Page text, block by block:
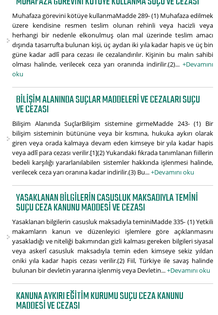
Muhafaza görevini kötüye kullanmaMadde 289- (1) Muhafaza edilmek
üzere kendisine resmen teslim olunan rehinli veya hacizli veya
herhangi bir nedenle elkonulmuş olan mal üzerinde teslim amacı
dışında tasarrufta bulunan kişi, üç aydan iki yıla kadar hapis ve üç bin
güne kadar adlî para cezası ile cezalandırılır. Kişinin bu malın sahibi
olması halinde, verilecek ceza yarı oranında indirilir.(2)... +Devamını
oku
BILIŞIM ALANINDA SUÇLAR MADDELERI VE CEZALARI SUÇU
VE CEZASI
Bilişim Alanında SuçlarBilişim sistemine girmeMadde 243- (1) Bir
bilişim sisteminin bütününe veya bir kısmına, hukuka aykırı olarak
giren veya orada kalmaya devam eden kimseye bir yıla kadar hapis
veya adlî para cezası verilir.[1](2) Yukarıdaki fıkrada tanımlanan fiillerin
bedeli karşılığı yararlanılabilen sistemler hakkında işlenmesi halinde,
verilecek ceza yarı oranına kadar indirilir.(3) Bu...+Devamını oku
YASAKLANAN BILGILERIN CASUSLUK MAKSADIYLA TEMINI
SUÇU CEZA KANUNU MADDESI VE CEZASI
Yasaklanan bilgilerin casusluk maksadıyla teminiMadde 335- (1) Yetkili
makamların kanun ve düzenleyici işlemlere göre açıklanmasını
yasakladığı ve niteliği bakımından gizli kalması gereken bilgileri siyasal
veya askerî casusluk maksadıyla temin eden kimseye sekiz yıldan
oniki yıla kadar hapis cezası verilir.(2) Fiil, Türkiye ile savaş halinde
bulunan bir devletin yararına işlenmiş veya Devletin...+Devamını oku
KANUNA AYKIRI EĞITIM KURUMU SUÇU CEZA KANUNU
MADDESI VE CEZASI